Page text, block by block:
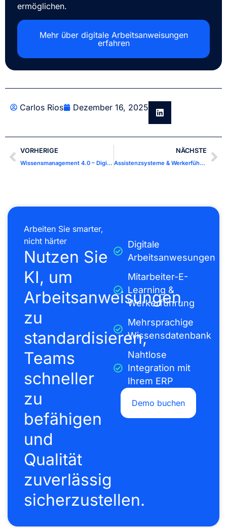
ermöglichen.
Mehr über digitale Arbeitsanweisungen
erfahren
Carlos Rios Dezember 16, 2025
VORHERIGE
Wissensmanagement 4.0 – Digitale Arbeitsanweisungen, Anleitungen und KI-Wissenserfassung
NÄCHSTE
Assistenzsysteme & Werkerführungssysteme
Arbeiten Sie smarter,
nicht härter
Nutzen Sie
KI, um
Arbeitsanweisungen
zu
standardisieren,
Teams
schneller
zu
befähigen
und
Qualität
zuverlässig
sicherzustellen.
Digitale
Arbeitsanwesungen
Mitarbeiter-E-
Learning &
Werkerführung
Mehrsprachige
Wissensdatenbank
Nahtlose
Integration mit
Ihrem ERP
Demo buchen